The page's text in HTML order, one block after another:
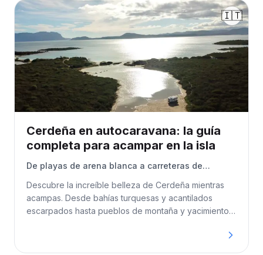
🇮🇹
Cerdeña en autocaravana: la guía
completa para acampar en la isla
De playas de arena blanca a carreteras de
y consejos esenciales para explorar Cerdeña
Descubre la increíble belleza de Cerdeña mientras
acampas. Desde bahías turquesas y acantilados
escarpados hasta pueblos de montaña y yacimientos